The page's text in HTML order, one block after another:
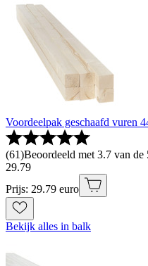
Voordeelpak geschaafd vuren
(61)Beoordeeld met 3.7 van
29.79
Prijs: 29.79 euro
Bekijk alles in balk